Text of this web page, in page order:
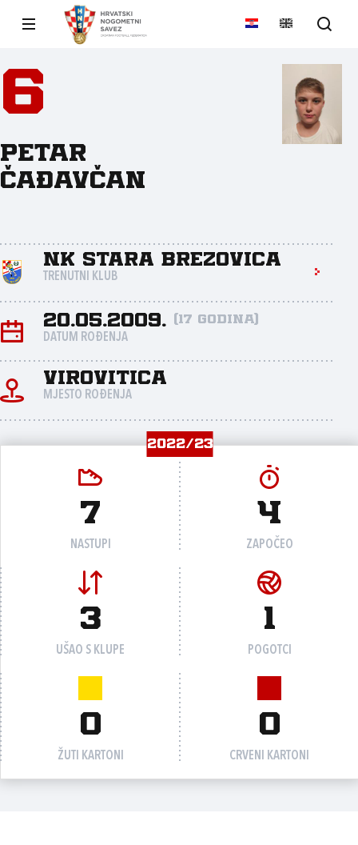
6
Petar
Čađavčan
NK Stara Brezovica
TRENUTNI KLUB
20.05.2009. (17 godina)
DATUM ROĐENJA
Virovitica
MJESTO ROĐENJA
2022/23
7
NASTUPI
4
ZAPOČEO
3
UŠAO S KLUPE
1
POGOTCI
0
ŽUTI KARTONI
0
CRVENI KARTONI